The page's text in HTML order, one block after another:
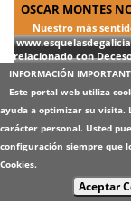
OSCAR MONTES
Nuestro más
relacionado con
INFORMACIÓN
Este portal web utiliza
ayuda a optimizar su visita.
carácter personal. Usted
configuración siempre que
Cookies.